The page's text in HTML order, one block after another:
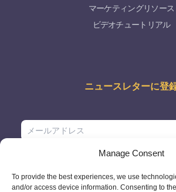
Manage Consent
To provide the best experiences, we use
and/or access device information. Consenting to
マーケティングリソース
ビデオチュートリアル
ニュースレターに登